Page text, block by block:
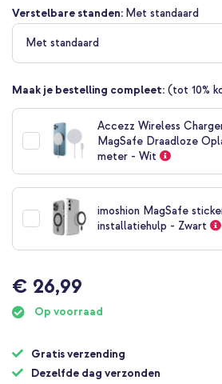
Verstelbare standen: Met standaard
Met standaard
Maak je bestelling compleet: (tot 10%
Accezz Wireless
MagSafe Draadloze
meter - Wit
imoshion MagSafe
installatiehulp - Zwart
€ 26,99
Op voorraad
Gratis verzending
Dezelfde dag verzonden